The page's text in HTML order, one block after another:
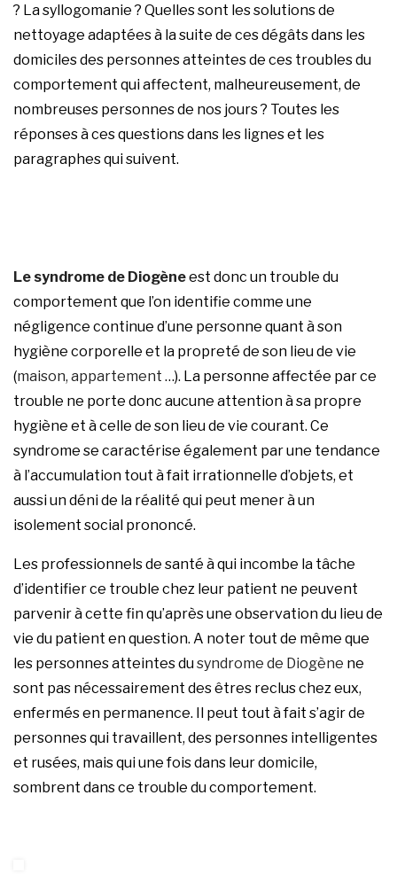
? La syllogomanie ? Quelles sont les solutions de
nettoyage adaptées à la suite de ces dégâts dans les
domiciles des personnes atteintes de ces troubles du
comportement qui affectent, malheureusement, de
nombreuses personnes de nos jours ? Toutes les
réponses à ces questions dans les lignes et les
paragraphes qui suivent.
Le syndrome de Diogèneest donc un trouble du
comportement que l’on identifie comme une
négligence continue d’une personne quant à son
hygiène corporelle et la propreté de son lieu de vie
(maison, appartement …). La personne affectée par ce
trouble ne porte donc aucune attention à sa propre
hygiène et à celle de son lieu de vie courant. Ce
syndrome se caractérise également par une tendance
à l’accumulation tout à fait irrationnelle d’objets, et
aussi un déni de la réalité qui peut mener à un
isolement social prononcé.
Les professionnels de santé à qui incombe la tâche
d’identifier ce trouble chez leur patient ne peuvent
parvenir à cette fin qu’après une observation du lieu de
vie du patient en question. A noter tout de même que
les personnes atteintes dusyndrome de Diogène ne
sont pas nécessairement des êtres reclus chez eux,
enfermés en permanence. Il peut tout à fait s’agir de
personnes qui travaillent, des personnes intelligentes
et rusées, mais qui une fois dans leur domicile,
sombrent dans ce trouble du comportement.